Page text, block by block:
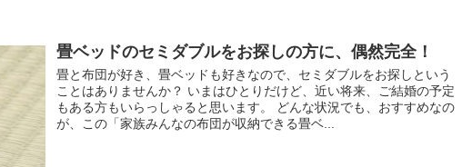
畳ベッドのセミダブルをお探しの方に、偶然完全！
畳と布団が好き、畳ベッドも好きなので、セミダブルをお探しという
ことはありませんか？ いまはひとりだけど、近い将来、ご結婚の予定
もある方もいらっしゃると思います。 どんな状況でも、おすすめなの
が、この「家族みんなの布団が収納できる畳ベ...